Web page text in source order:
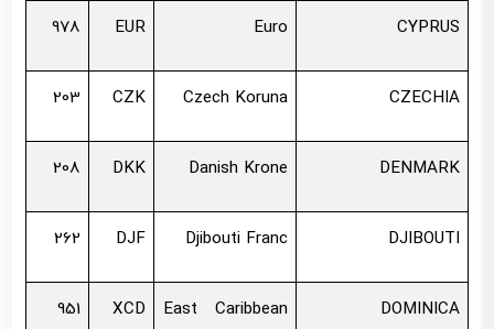
CYPRUS
Euro
EUR
978
CZECHIA
Czech Koruna
CZK
203
DENMARK
Danish Krone
DKK
208
DJIBOUTI
Djibouti Franc
DJF
262
DOMINICA
East Caribbean
XCD
951